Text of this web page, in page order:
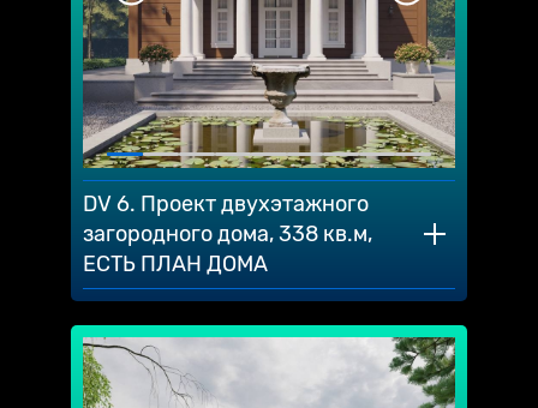
DV 6. Проект двухэтажного
загородного дома, 338 кв.м,
ЕСТЬ ПЛАН ДОМА